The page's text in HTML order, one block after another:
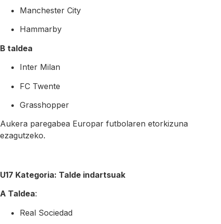
Manchester City
Hammarby
B taldea
Inter Milan
FC Twente
Grasshopper
Aukera paregabea Europar futbolaren etorkizuna
ezagutzeko.
U17 Kategoria: Talde indartsuak
A Taldea:
Real Sociedad